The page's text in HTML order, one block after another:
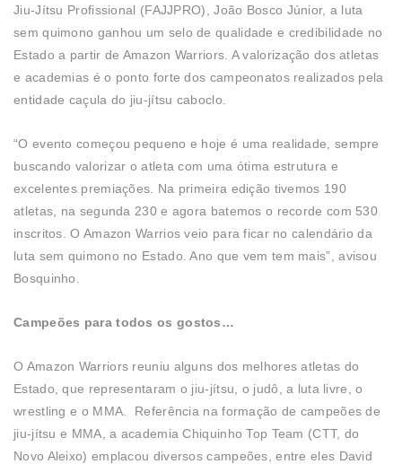
Jiu-Jítsu Profissional (FAJJPRO), João Bosco Júnior, a luta
sem quimono ganhou um selo de qualidade e credibilidade no
Estado a partir de Amazon Warriors. A valorização dos atletas
e academias é o ponto forte dos campeonatos realizados pela
entidade caçula do jiu-jítsu caboclo.
“O evento começou pequeno e hoje é uma realidade, sempre
buscando valorizar o atleta com uma ótima estrutura e
excelentes premiações. Na primeira edição tivemos 190
atletas, na segunda 230 e agora batemos o recorde com 530
inscritos. O Amazon Warrios veio para ficar no calendário da
luta sem quimono no Estado. Ano que vem tem mais”, avisou
Bosquinho.
Campeões para todos os gostos…
O Amazon Warriors reuniu alguns dos melhores atletas do
Estado, que representaram o jiu-jítsu, o judô, a luta livre, o
wrestling e o MMA. Referência na formação de campeões de
jiu-jítsu e MMA, a academia Chiquinho Top Team (CTT, do
Novo Aleixo) emplacou diversos campeões, entre eles David